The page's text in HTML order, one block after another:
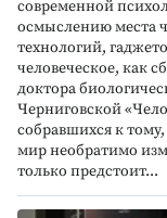
современной
осмыслению места
технологий,
человеческое, как
доктора
Черниговской
собравшихся к
мир необратимо
только предстоит...